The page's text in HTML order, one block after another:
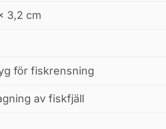
3,2 cm
för fiskrensning
av fiskfjäll